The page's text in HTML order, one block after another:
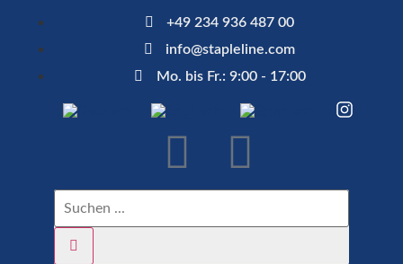
+49 234 936 487 00
info@stapleline.com
Mo. bis Fr.: 9:00 - 17:00